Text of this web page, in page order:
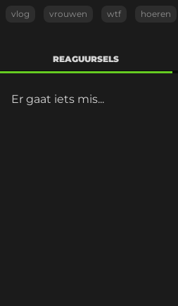
vlog vrouwen wtf hoeren
REAGUURSELS
Er gaat iets mis...